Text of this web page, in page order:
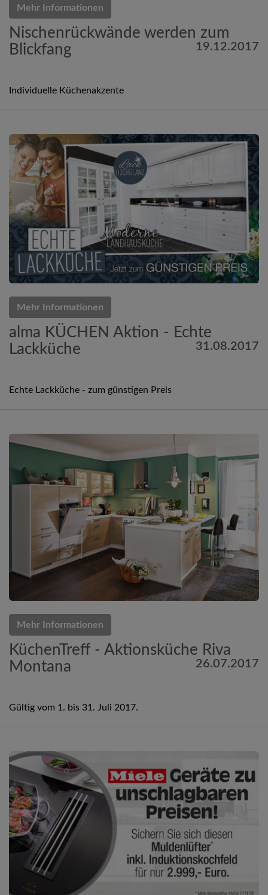
Mehr Informationen
Nischenrückwände werden zum
Blickfang
19.12.2017
Individuelle Küchenakzente
Mehr Informationen
alma KÜCHEN Aktion - Echte
Lackküche
31.08.2017
Echte Lackküche - zum günstigen Preis
Mehr Informationen
KüchenTreff - Aktionsküche Riva
Montana
26.07.2017
Gültig vom 1. bis 31. Juli 2017.